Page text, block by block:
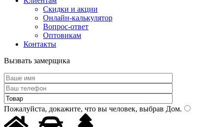
Скидки и акции
Онлайн-калькулятор
Вопрос-ответ
Оптовикам
Контакты
Вызвать замерщика
Пожалуйста, докажите, что вы человек, выбрав Дом.